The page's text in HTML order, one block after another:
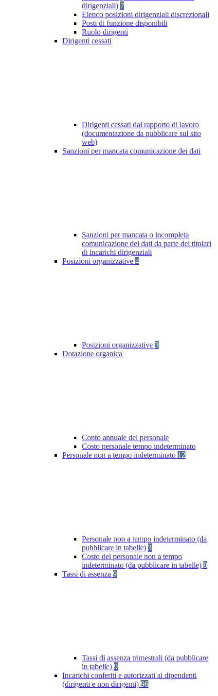
dirigenziali) 7
Elenco posizioni dirigenziali discrezionali
Posti di funzione disponibili
Ruolo dirigenti
Dirigenti cessati
Dirigenti cessati dal rapporto di lavoro
(documentazione da pubblicare sul sito
web)
Sanzioni per mancata comunicazione dei dati
Sanzioni per mancata o incompleta
comunicazione dei dati da parte dei titolari
di incarichi dirigenziali
Posizioni organizzative 4
Posizioni organizzative 3
Dotazione organica
Conto annuale del personale
Costo personale tempo indeterminato
Personale non a tempo indeterminato 12
Personale non a tempo indeterminato (da
pubblicare in tabelle) 3
Costo del personale non a tempo
indeterminato (da pubblicare in tabelle) 8
Tassi di assenza 9
Tassi di assenza trimestrali (da pubblicare
in tabelle) 9
Incarichi conferiti e autorizzati ai dipendenti
(dirigenti e non dirigenti) 96